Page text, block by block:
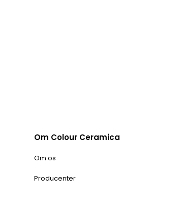
Om Colour Ceramica
Om os
Producenter